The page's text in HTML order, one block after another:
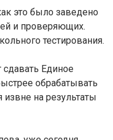
это было заведено
и проверяющих.
тестирования.
Единое
обрабатывать
на результаты